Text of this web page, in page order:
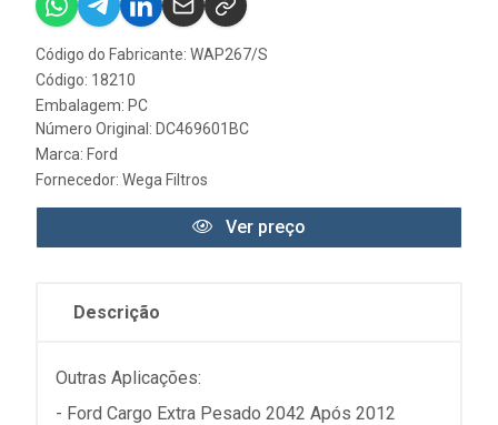
Código do Fabricante: WAP267/S
Código: 18210
Embalagem: PC
Número Original: DC469601BC
Marca: Ford
Fornecedor: Wega Filtros
Ver preço
Descrição
Outras Aplicações:
- Ford Cargo Extra Pesado 2042 Após 2012